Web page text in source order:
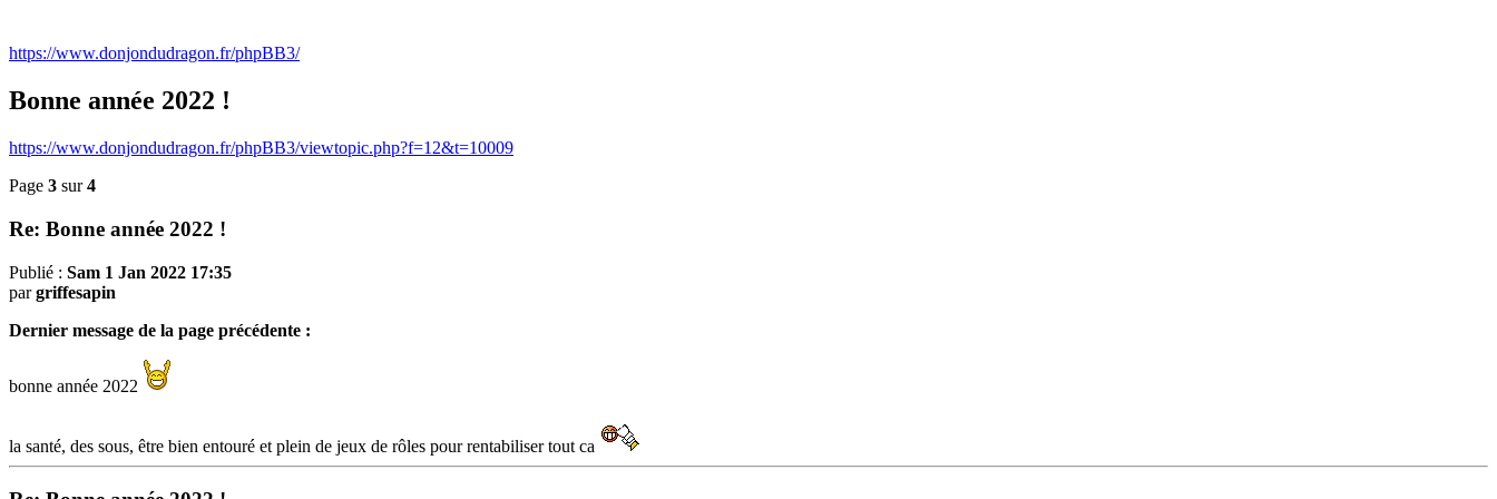
https://www.donjondudragon.fr/phpBB3/
Bonne année 2022 !
https://www.donjondudragon.fr/phpBB3/viewtopic.php?f=12&t=10009
Page 3 sur4
Re: Bonne année 2022 !
Publié : Sam 1 Jan 2022 17:35
pargriffesapin
Dernier message de la page précédente :
bonne année 2022
la santé, des sous, être bien entouré et plein de jeux de rôles pour rentabiliser tout ca